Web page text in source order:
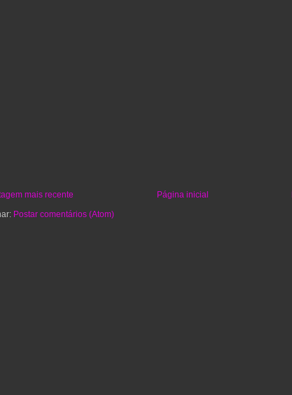
mais recente
Página inicial
Postar comentários (Atom)